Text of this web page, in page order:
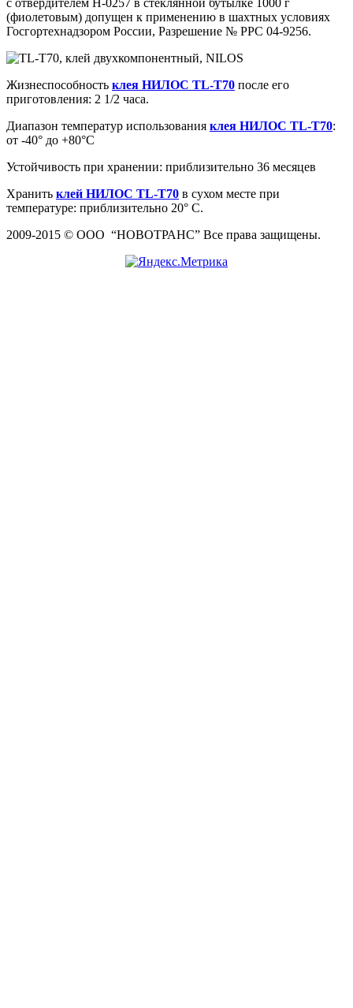
(фиолетовым) допущен к применению в шахтных условиях
Госгортехнадзором России, Разрешение № РРС 04-9256.
Жизнеспособность клея НИЛОС ТL-Т70 после его
приготовления: 2 1/2 часа.
Диапазон температур использования клея НИЛОС ТL-Т70:
от -40° до +80°С
Устойчивость при хранении: приблизительно 36 месяцев
Хранить клей НИЛОС ТL-Т70 в сухом месте при
температуре: приблизительно 20° С.
2009-2015 © ООО “НОВОТРАНС” Все права защищены.